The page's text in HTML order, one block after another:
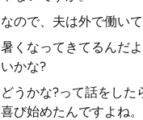
なので、夫は外で働い
暑くなってきてるんだ
いかな?
どうかな?って話をし
喜び始めたんですよね。